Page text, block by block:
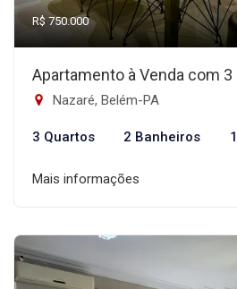
R$ 750.000
Apartamento à Venda com 3
Nazaré, Belém-PA
3 Quartos 2 Banheiros
Mais informações